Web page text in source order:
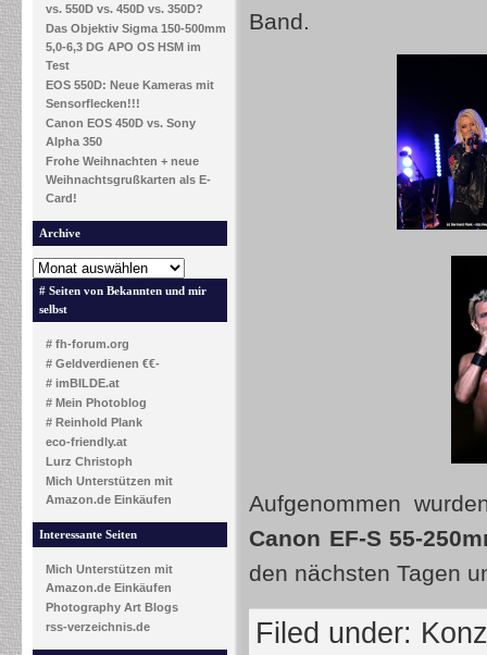
vs. 550D vs. 450D vs. 350D?
Das Objektiv Sigma 150-500mm
5,0-6,3 DG APO OS HSM im
Test
EOS 550D: Neue Kameras mit
Sensorflecken!!!
Canon EOS 450D vs. Sony
Alpha 350
Frohe Weihnachten + neue
Weihnachtsgrußkarten als E-
Card!
Archive
# Seiten von Bekannten und mir
selbst
# fh-forum.org
# Geldverdienen €€-
# imBILDE.at
# Mein Photoblog
# Reinhold Plank
eco-friendly.at
Lurz Christoph
Mich Unterstützen mit
Amazon.de Einkäufen
Interessante Seiten
Mich Unterstützen mit
Amazon.de Einkäufen
Photography Art Blogs
rss-verzeichnis.de
Band.
Aufgenommen
Canon EF-S 55-
den nächsten Tagen
Filed under: